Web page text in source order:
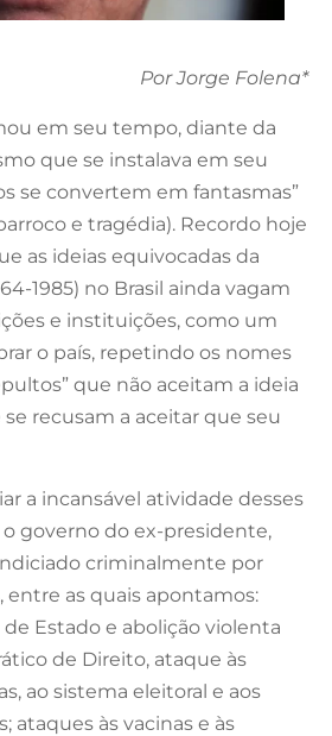
Por Jorge Folena*
em seu tempo, diante da
que se instalava em seu
se convertem em fantasmas”
e tragédia). Recordo hoje
as ideias equivocadas da
1985) no Brasil ainda vagam
e instituições, como um
o país, repetindo os nomes
que não aceitam a ideia
recusam a aceitar que seu
a incansável atividade desses
governo do ex-presidente,
criminalmente por
entre as quais apontamos:
Estado e abolição violenta
de Direito, ataque às
ao sistema eleitoral e aos
ataques às vacinas e às